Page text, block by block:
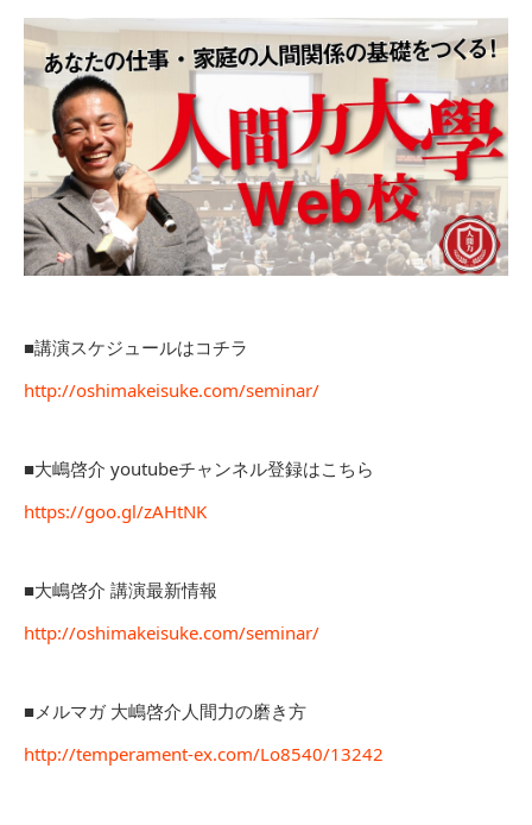
■講演スケジュールはコチラ
http://oshimakeisuke.com/seminar/
■大嶋啓介 youtubeチャンネル登録はこちら
https://goo.gl/zAHtNK
■大嶋啓介 講演最新情報
http://oshimakeisuke.com/seminar/
■メルマガ 大嶋啓介人間力の磨き方
http://temperament-ex.com/Lo8540/13242